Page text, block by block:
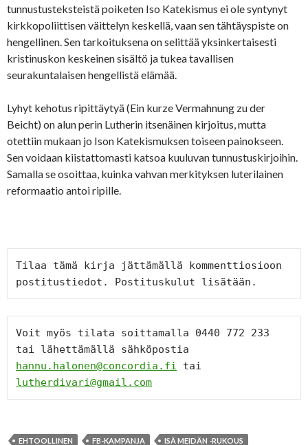
tunnustusteksteistä poiketen Iso Katekismus ei ole syntynyt
kirkkopoliittisen väittelyn keskellä, vaan sen tähtäyspiste on
hengellinen. Sen tarkoituksena on selittää yksinkertaisesti
kristinuskon keskeinen sisältö ja tukea tavallisen
seurakuntalaisen hengellistä elämää.
Lyhyt kehotus ripittäytyä (Ein kurze Vermahnung zu der
Beicht) on alun perin Lutherin itsenäinen kirjoitus, mutta
otettiin mukaan jo Ison Katekismuksen toiseen painokseen.
Sen voidaan kiistattomasti katsoa kuuluvan tunnustuskirjoihin.
Samalla se osoittaa, kuinka vahvan merkityksen luterilainen
reformaatio antoi ripille.
Tilaa tämä kirja jättämällä kommenttiosioon
postitustiedot. Postituskulut lisätään.
Voit myös tilata soittamalla 0440 772 233
hannu.halonen@concordia.fi
lutherdivari@gmail.com
EHTOOLLINEN FB-KAMPANJA
ISÄ MEIDÄN -RUKOUS